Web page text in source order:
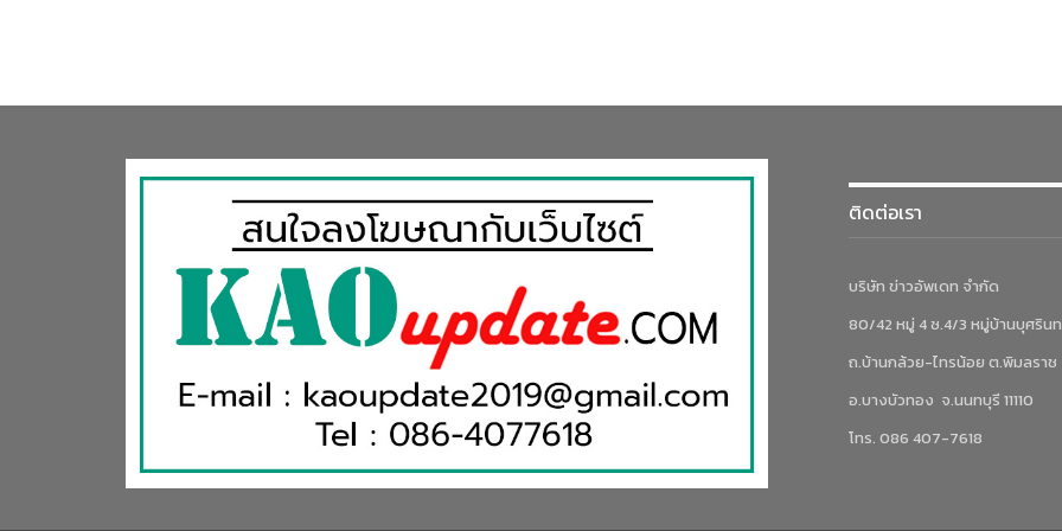
ติดต่อเรา
บริษัท ข่าวอัพเดท จำกัด
80/42 หมู่ 4 ซ.4/3 หมู่บ้านบุศริน
ถ.บ้านกล้วย-ไทรน้อย ต.พิมลราช
อ.บางบัวทอง จ.นนทบุรี 11110
โทร. 086 407-7618